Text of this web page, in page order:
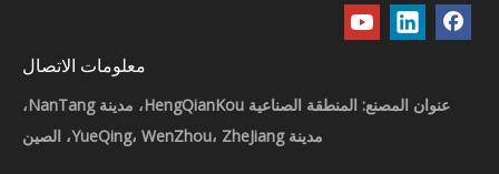
معلومات الاتصال
عنوان المصنع: المنطقة الصناعية HengQianKou، مدينة NanTang،
مدينة YueQing، WenZhou، ZheJiang، الصين